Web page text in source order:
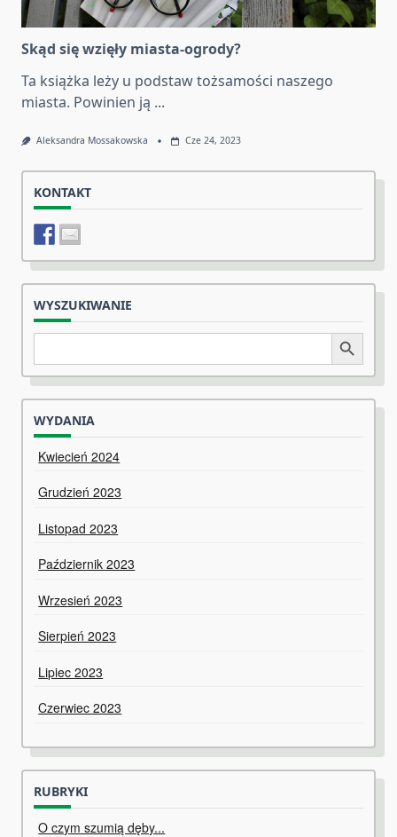
Skąd się wzięły miasta-ogrody?
Ta książka leży u podstaw tożsamości naszego
miasta. Powinien ją ...
Aleksandra Mossakowska Cze 24, 2023
KONTAKT
WYSZUKIWANIE
Search
Search Button
WYDANIA
Kwiecień 2024
Grudzień 2023
Listopad 2023
Październik 2023
Wrzesień 2023
Sierpień 2023
Lipiec 2023
Czerwiec 2023
RUBRYKI
O czym szumią dęby...